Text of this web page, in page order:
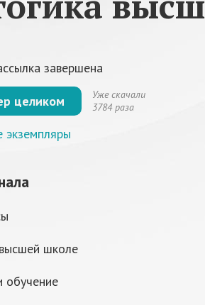
завершена
целиком
Уже скачали
3784 раза
экземпляры
школе
обучение